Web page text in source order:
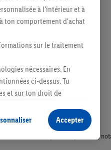
faisant l'objet de la publicité,
à l'intérieur et à
ton comportement d'achat
sur le traitement
nécessaires. En
ci-dessus. Tu
et sur ton droit de
Accepter